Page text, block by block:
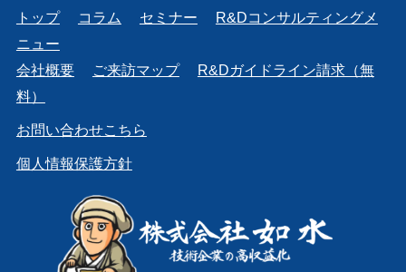
トップ コラム セミナー
R&Dコンサルティングメ
ニュー
会社概要
ご来訪マップ
R&Dガイドライン請求（無
料）
お問い合わせこちら
個人情報保護方針